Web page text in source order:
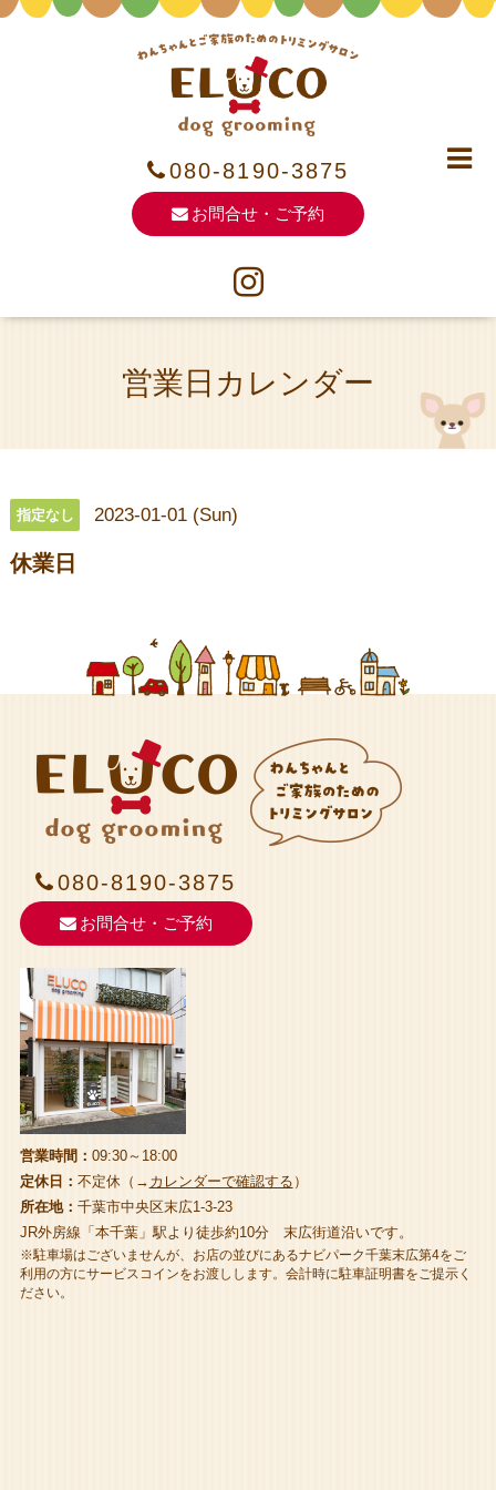
080-8190-3875
お問合せ・ご予約
営業日カレンダー
指定なし 2023-01-01 (Sun)
休業日
080-8190-3875
お問合せ・ご予約
営業時間： 09:30～18:00
定休日： 不定休（→ カレンダーで確認する ）
所在地： 千葉市中央区末広1-3-23
JR外房線「本千葉」駅より徒歩約10分 末広街道沿いです。
※駐車場はございませんが、お店の並びにあるナビパーク千葉末広第4をご
利用の方にサービスコインをお渡しします。会計時に駐車証明書をご提示く
ださい。